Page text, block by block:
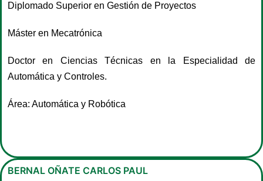
Diplomado Superior en Gestión de Proyectos
Máster en Mecatrónica
Doctor en Ciencias Técnicas en la Especialidad de
Automática y Controles.
Área: Automática y Robótica
BERNAL OÑATE CARLOS PAUL